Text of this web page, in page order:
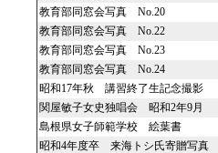
教育部同窓会写真 No.20
教育部同窓会写真 No.22
教育部同窓会写真 No.23
教育部同窓会写真 No.24
昭和17年秋 講習終了生記念撮影
関屋敏子女史独唱会 昭和2年9月
島根県女子師範学校 絵葉書
昭和4年度卒 来海トシ氏寄贈写真